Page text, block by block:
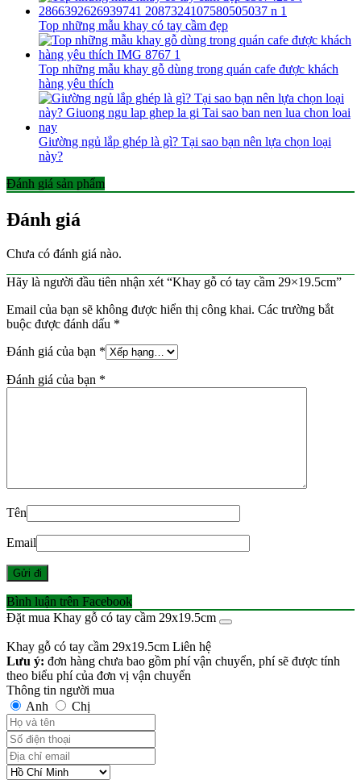
Top những mẫu khay có tay cầm đẹp
Top những mẫu khay gỗ dùng trong quán cafe được khách
hàng yêu thích
Giường ngủ lắp ghép là gì? Tại sao bạn nên lựa chọn loại
này?
Đánh giá sản phẩm
Đánh giá
Chưa có đánh giá nào.
Hãy là người đầu tiên nhận xét “Khay gỗ có tay cầm 29×19.5cm”
Email của bạn sẽ không được hiển thị công khai. Các trường bắt
buộc được đánh dấu *
Đánh giá của bạn *
Đánh giá của bạn *
Tên
Email
Bình luận trên Facebook
Đặt mua Khay gỗ có tay cầm 29x19.5cm
Khay gỗ có tay cầm 29x19.5cm Liên hệ
Lưu ý: đơn hàng chưa bao gồm phí vận chuyển, phí sẽ được tính
theo biểu phí của đơn vị vận chuyển
Thông tin người mua
Anh
Chị